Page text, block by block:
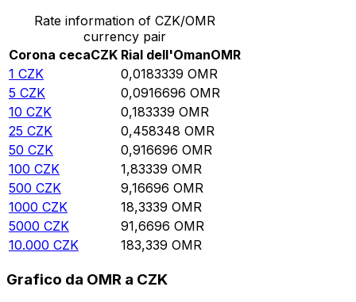
Rate information of CZK/OMR
currency pair
Corona cecaCZK Rial dell'OmanOMR
1 CZK 0,0183339 OMR
5 CZK 0,0916696 OMR
10 CZK 0,183339 OMR
25 CZK 0,458348 OMR
50 CZK 0,916696 OMR
100 CZK 1,83339 OMR
500 CZK 9,16696 OMR
1000 CZK 18,3339 OMR
5000 CZK 91,6696 OMR
10.000 CZK 183,339 OMR
Grafico da OMR a CZK